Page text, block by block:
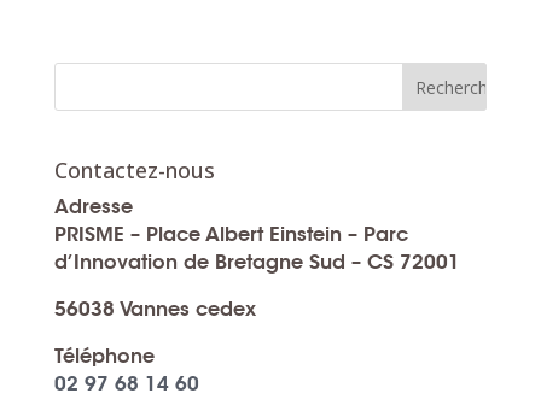
Contactez-nous
Adresse
PRISME – Place Albert Einstein – Parc
d’Innovation de Bretagne Sud – CS 72001
56038 Vannes cedex
Téléphone
02 97 68 14 60